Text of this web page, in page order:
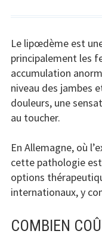
Le lipœdème est
principalement les
accumulation
niveau des jambes
douleurs, une
au toucher.
En Allemagne, où
cette pathologie
options
internationaux, y
COMBIEN